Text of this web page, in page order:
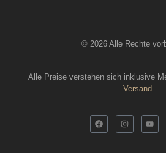
© 2026 Alle Rechte
Alle Preise verstehen sich inklusive
Versand